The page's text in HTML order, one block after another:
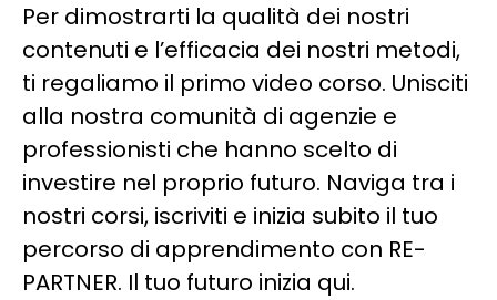
Per dimostrarti la qualità dei nostri
contenuti e l’efficacia dei nostri metodi,
ti regaliamo il primo video corso. Unisciti
alla nostra comunità di agenzie e
professionisti che hanno scelto di
investire nel proprio futuro. Naviga tra i
nostri corsi, iscriviti e inizia subito il tuo
percorso di apprendimento con RE-
PARTNER. Il tuo futuro inizia qui.